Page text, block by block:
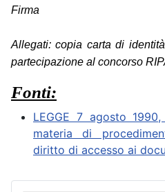
Firma
Allegati: copia carta di
partecipazione al concorso
Fonti:
LEGGE 7 agosto
materia di
diritto di accesso ai